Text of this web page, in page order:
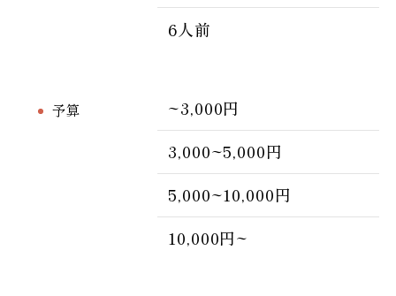
6人前
予算
~3,000円
3,000~5,000円
5,000~10,000円
10,000円~